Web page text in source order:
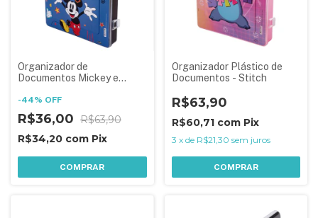
Organizador de
Documentos Mickey e
-44% OFF
R$36,00 R$63,90
R$34,20 com Pix
COMPRAR
Organizador Plástico de
Documentos - Stitch
R$63,90
R$60,71 com Pix
3 x de R$21,30 sem juros
COMPRAR